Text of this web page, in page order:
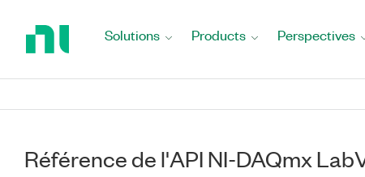
Solutions Products Perspectives
Référence de l'API NI-DAQmx
DAQmx - Nœud de propriété de
DAQmx - Nœud de propriété Écrire